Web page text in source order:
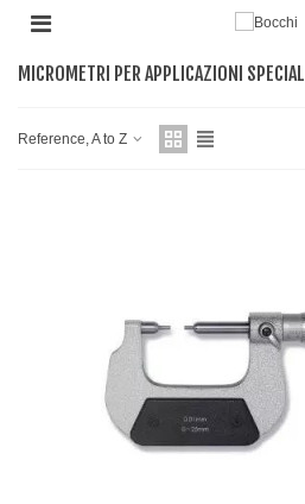
MICROMETRI PER APPLICAZIONI SPECIALI
Reference, A to Z